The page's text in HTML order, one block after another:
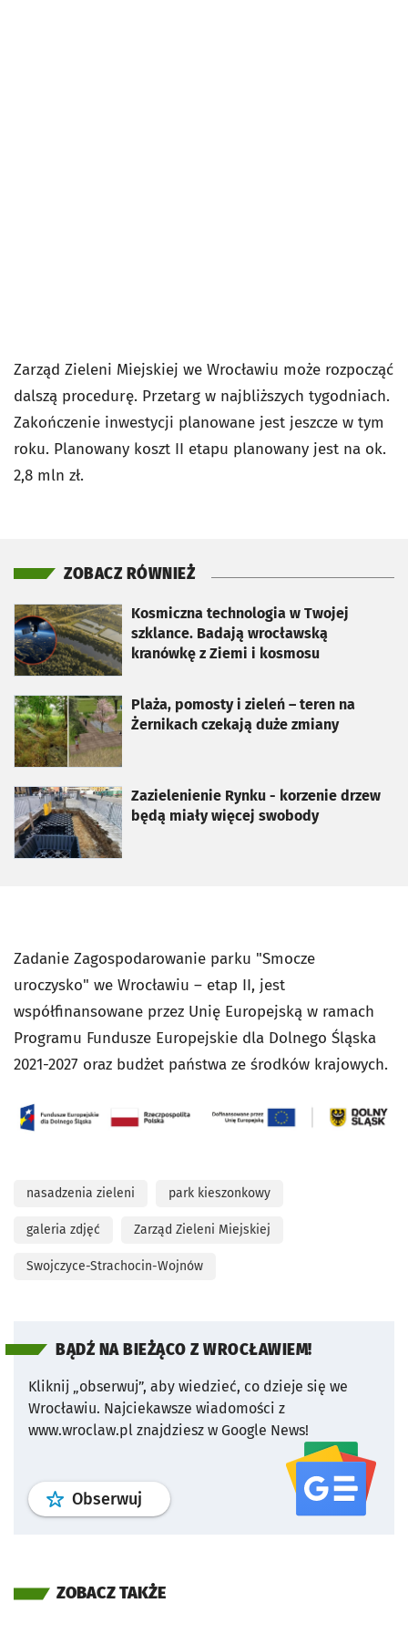
Zarząd Zieleni Miejskiej we Wrocławiu może rozpocząć
dalszą procedurę. Przetarg w najbliższych tygodniach.
Zakończenie inwestycji planowane jest jeszcze w tym
roku. Planowany koszt II etapu planowany jest na ok.
2,8 mln zł.
ZOBACZ RÓWNIEŻ
Kosmiczna technologia w Twojej
szklance. Badają wrocławską
kranówkę z Ziemi i kosmosu
otworzy się w nowej karcie
Plaża, pomosty i zieleń – teren na
Żernikach czekają duże zmiany
otworzy się w nowej karcie
Zazielenienie Rynku - korzenie drzew
będą miały więcej swobody
otworzy się w nowej karcie
Zadanie Zagospodarowanie parku "Smocze
uroczysko" we Wrocławiu – etap II, jest
współfinansowane przez Unię Europejską w ramach
Programu Fundusze Europejskie dla Dolnego Śląska
2021-2027 oraz budżet państwa ze środków krajowych.
nasadzenia zieleni park kieszonkowy
galeria zdjęć Zarząd Zieleni Miejskiej
Swojczyce-Strachocin-Wojnów
BĄDŹ NA BIEŻĄCO Z WROCŁAWIEM!
Kliknij „obserwuj”, aby wiedzieć, co dzieje się we
Wrocławiu. Najciekawsze wiadomości z
www.wroclaw.pl znajdziesz w Google News!
Obserwuj profil serwisu
ZOBACZ TAKŻE